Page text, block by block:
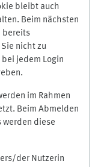
bleibt auch
Beim nächsten
bereits
nicht zu
jedem Login
im Rahmen
Beim Abmelden
werden diese
der Nutzerin